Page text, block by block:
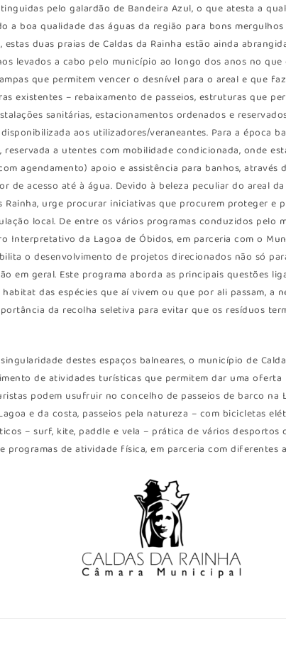
pelo galardão de Bandeira Azul, o que atesta a
a boa qualidade das águas da região para bons
estas duas praias de Caldas da Rainha estão ainda
levados a cabo pelo município ao longo dos anos no que
que permitem vencer o desnível para o areal e que
existentes – rebaixamento de passeios, estruturas que
sanitárias, estacionamentos ordenados e
aos utilizadores/veraneantes. Para a época
reservada a utentes com mobilidade condicionada, onde
agendamento) apoio e assistência para banhos, através
de acesso até à água. Devido à beleza peculiar do areal
Rainha, urge procurar iniciativas que procurem proteger e
local. De entre os vários programas conduzidos pelo
Interpretativo da Lagoa de Óbidos, em parceria com o
o desenvolvimento de projetos direcionados não só
em geral. Este programa aborda as principais questões
das espécies que aí vivem ou que por ali passam, a
da recolha seletiva para evitar que os resíduos
destes espaços balneares, o município de
de atividades turísticas que permitem dar uma
podem usufruir no concelho de passeios de barco na
e da costa, passeios pela natureza – com bicicletas
– surf, kite, paddle e vela – prática de vários
programas de atividade física, em parceria com diferentes